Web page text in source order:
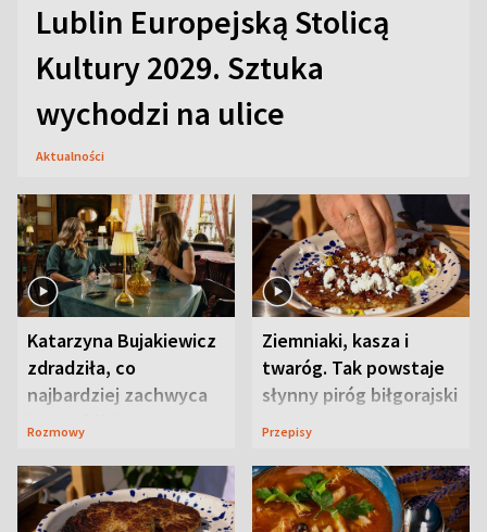
Lublin Europejską Stolicą
Kultury 2029. Sztuka
wychodzi na ulice
Aktualności
Katarzyna Bujakiewicz
zdradziła, co
najbardziej zachwyca
ją w Lublinie
Rozmowy
Ziemniaki, kasza i
twaróg. Tak powstaje
słynny piróg biłgorajski
Przepisy